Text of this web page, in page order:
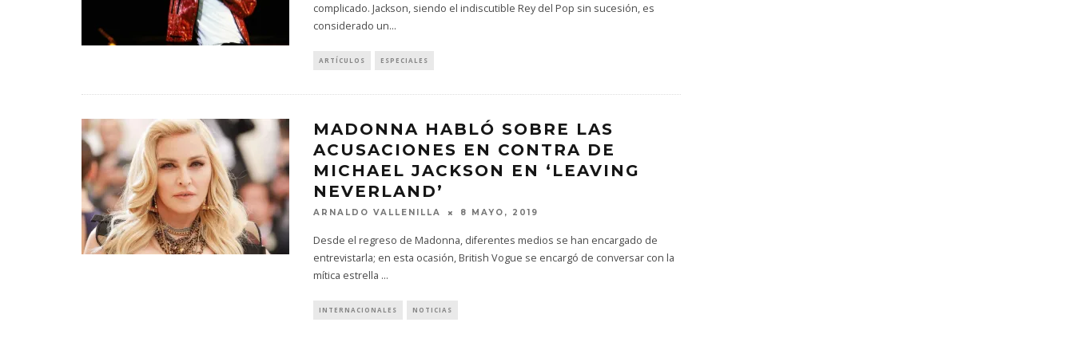
complicado. Jackson, siendo el indiscutible Rey del Pop sin sucesión, es
considerado un...
ARTÍCULOS ESPECIALES
MADONNA HABLÓ SOBRE LAS
ACUSACIONES EN CONTRA DE
MICHAEL JACKSON EN ‘LEAVING
NEVERLAND’
ARNALDO VALLENILLA 8 MAYO, 2019
Desde el regreso de Madonna, diferentes medios se han encargado de
entrevistarla; en esta ocasión, British Vogue se encargó de conversar con la
mítica estrella ...
INTERNACIONALES NOTICIAS